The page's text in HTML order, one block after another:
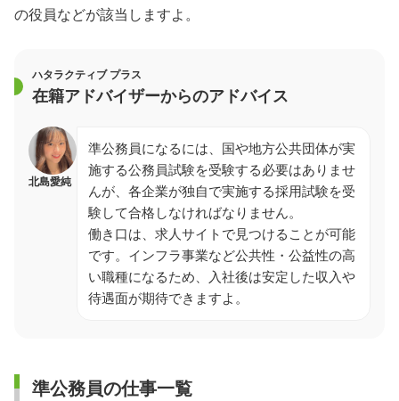
の役員などが該当しますよ。
ハタラクティブ プラス
在籍アドバイザーからのアドバイス
北島愛純
準公務員になるには、国や地方公共団体が実
施する公務員試験を受験する必要はありませ
んが、各企業が独自で実施する採用試験を受
験して合格しなければなりません。
働き口は、求人サイトで見つけることが可能
です。インフラ事業など公共性・公益性の高
い職種になるため、入社後は安定した収入や
待遇面が期待できますよ。
準公務員の仕事一覧